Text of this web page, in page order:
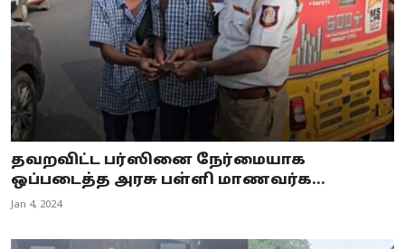
தவறவிட்ட பர்ஸினை நேர்மையாக
ஒப்படைத்த அரசு பள்ளி மாணவர்க...
Jan 4, 2024